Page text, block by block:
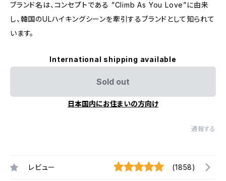
ブランド名は、コンセプトである ”Climb As You Love”に由来
し、韓国のULハイキングシーンを牽引するブランドとして知られて
います。
International shipping available
Sold out
日本国内にお住まいの方向け
通報する
レビュー (1858)